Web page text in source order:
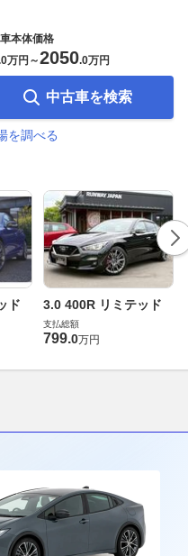
本体価格
0万円 ～2050.0万円
中古車を検索
を調べる
ド 3.0 400R リミテッド
支払総額
799.0万円